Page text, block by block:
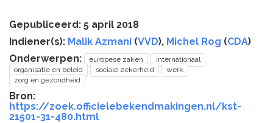
Gepubliceerd: 5 april 2018
Indiener(s): Malik Azmani (VVD), Michel Rog (CDA)
Onderwerpen:
europese zaken
internationaal
organisatie en beleid
sociale zekerheid
werk
zorg en gezondheid
Bron:
https://zoek.officielebekendmakingen.nl/kst-
21501-31-480.html